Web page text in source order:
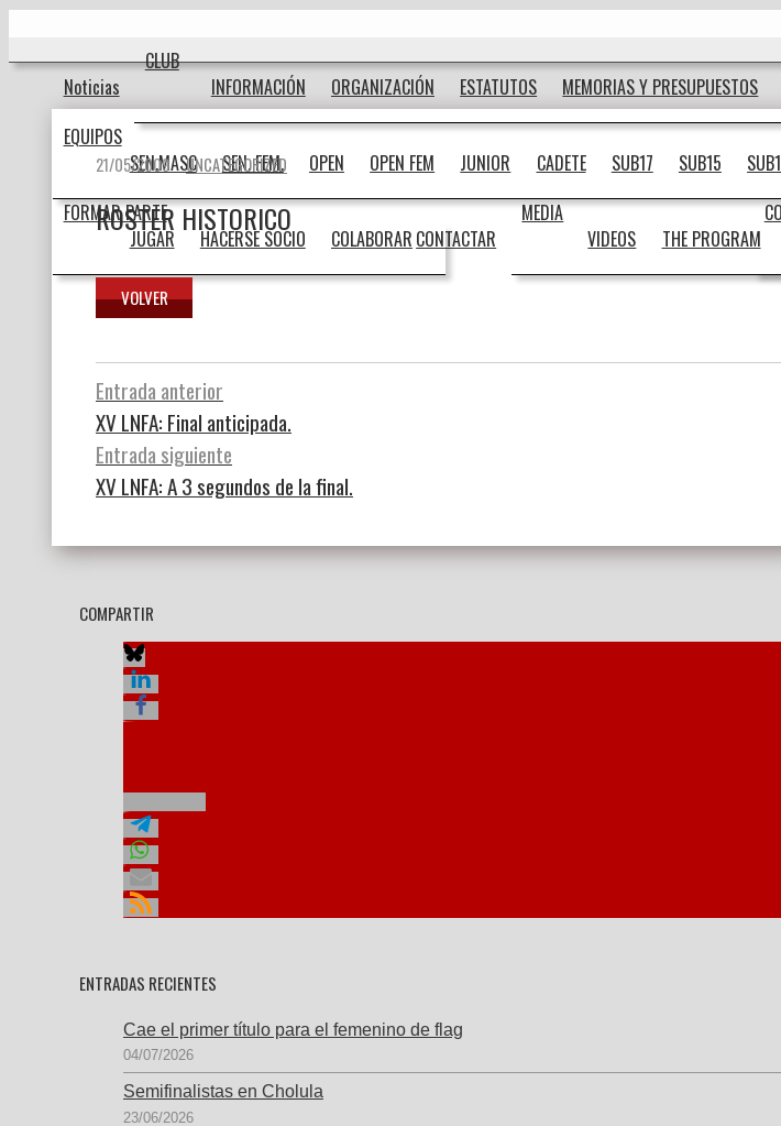
Noticias
CLUB
INFORMACIÓN
ORGANIZACIÓN ESTATUTOS MEMORIAS Y PRESUPUESTOS
EQUIPOS
SEN.MASC
SEN. FEM. OPEN OPEN FEM JUNIOR CADETE SUB17 SUB15
FORMAR PARTE
JUGAR
HACERSE SOCIO COLABORAR CONTACTAR
MEDIA
VIDEOS
THE PROGRAM
21/05/2009 UNCATEGORIZED
ROSTER HISTORICO
Navegación
de
entradas
Entrada anterior
XV LNFA: Final anticipada.
Entrada siguiente
XV LNFA: A 3 segundos de la final.
COMPARTIR
ENTRADAS RECIENTES
Cae el primer título para el femenino de flag
04/07/2026
Semifinalistas en Cholula
23/06/2026